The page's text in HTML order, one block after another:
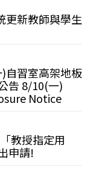
新教師與學生
)自習室高架地板
告 8/10(一)
Notice
教授指定用
申請!